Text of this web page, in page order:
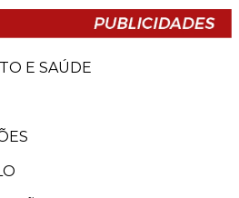
E SAÚDE